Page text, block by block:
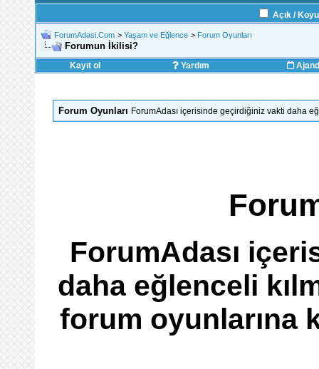
Açık /
ForumAdasi.Com > Yaşam ve Eğlence > Forum Oyunları
Forumun İkilisi?
Kayıt ol Yardım
Forum Oyunları ForumAdası içerisinde geçirdiğiniz vakti daha
ForumAdası
daha eğlenceli
forum oyunlarına